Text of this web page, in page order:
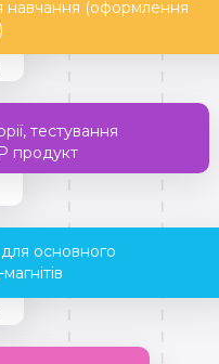
тестування
продукт
навчання (оформлення
основного